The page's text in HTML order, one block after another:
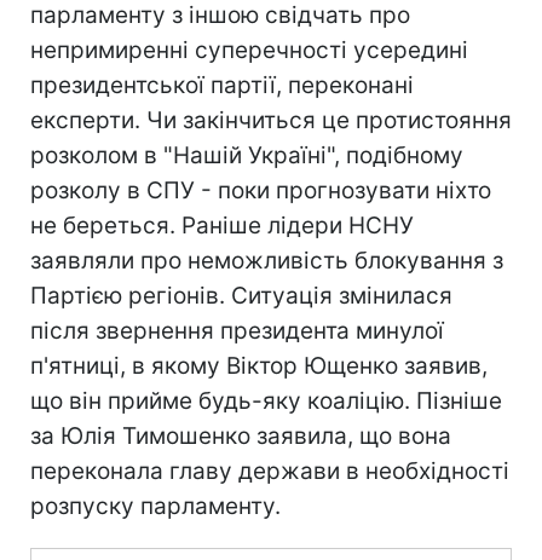
парламенту з іншою свідчать про
непримиренні суперечності усередині
президентської партії, переконані
експерти. Чи закінчиться це протистояння
розколом в "Нашій Україні", подібному
розколу в СПУ - поки прогнозувати ніхто
не береться. Раніше лідери НСНУ
заявляли про неможливість блокування з
Партією регіонів. Ситуація змінилася
після звернення президента минулої
п'ятниці, в якому Віктор Ющенко заявив,
що він прийме будь-яку коаліцію. Пізніше
за Юлія Тимошенко заявила, що вона
переконала главу держави в необхідності
розпуску парламенту.